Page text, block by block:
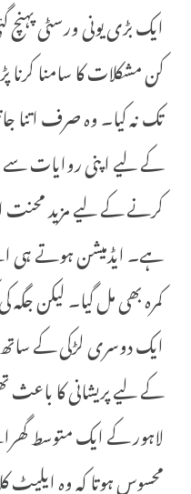
ایک بڑی یونی ورسٹی
کن مشکلات کا سامنا
تک نہ کیا۔ وہ صرف
کے لیے اپنی روایات
کرنے کے لیے مزید
ہے۔ ایڈمیشن ہوتے ہی
کمرہ بھی مل گیا۔ لیکن
ایک دوسری لڑکی کے ساتھ
کے لیے پریشانی کا
لاہور کے ایک متوسط
محسوس ہوتا کہ وہ